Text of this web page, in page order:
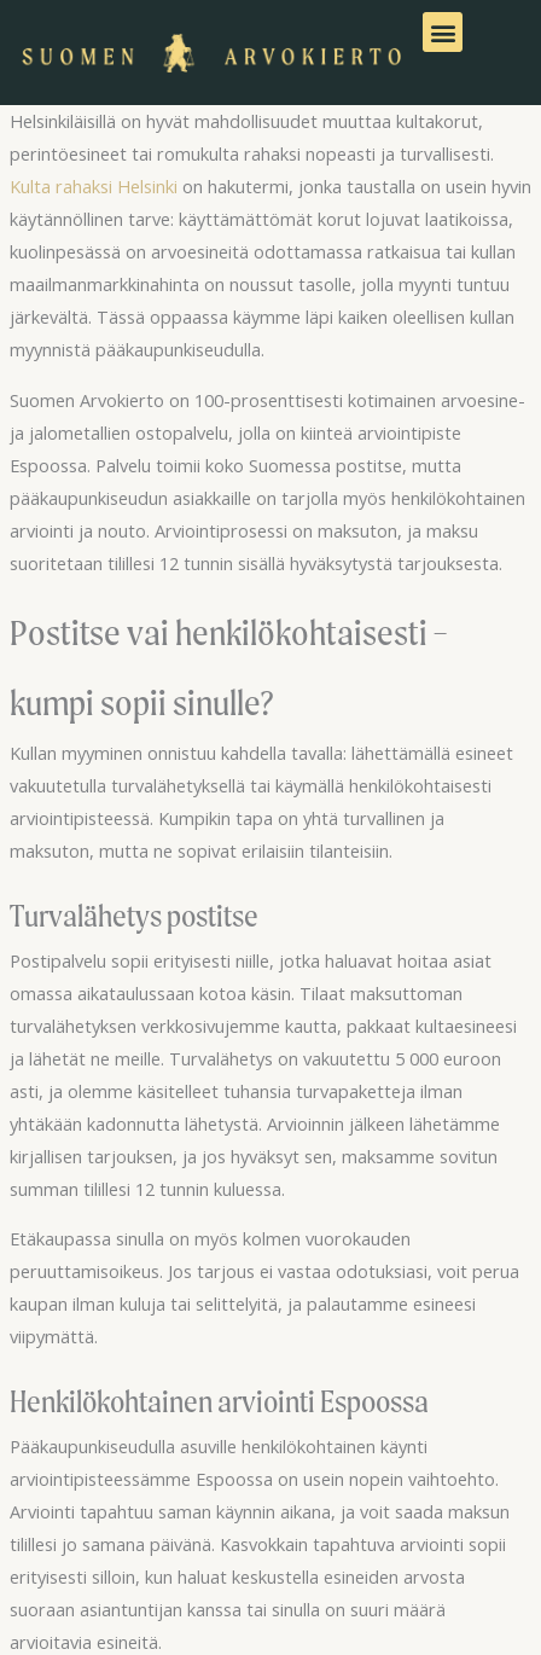
sisältöön
Helsinkiläisillä on hyvät mahdollisuudet muuttaa kultakorut,
perintöesineet tai romukulta rahaksi nopeasti ja turvallisesti.
Kulta rahaksi Helsinki on hakutermi, jonka taustalla on usein hyvin
käytännöllinen tarve: käyttämättömät korut lojuvat laatikoissa,
kuolinpesässä on arvoesineitä odottamassa ratkaisua tai kullan
maailmanmarkkinahinta on noussut tasolle, jolla myynti tuntuu
järkevältä. Tässä oppaassa käymme läpi kaiken oleellisen kullan
myynnistä pääkaupunkiseudulla.
Suomen Arvokierto on 100-prosenttisesti kotimainen arvoesine-
ja jalometallien ostopalvelu, jolla on kiinteä arviointipiste
Espoossa. Palvelu toimii koko Suomessa postitse, mutta
pääkaupunkiseudun asiakkaille on tarjolla myös henkilökohtainen
arviointi ja nouto. Arviointiprosessi on maksuton, ja maksu
suoritetaan tilillesi 12 tunnin sisällä hyväksytystä tarjouksesta.
Postitse vai henkilökohtaisesti –
kumpi sopii sinulle?
Kullan myyminen onnistuu kahdella tavalla: lähettämällä esineet
vakuutetulla turvalähetyksellä tai käymällä henkilökohtaisesti
arviointipisteessä. Kumpikin tapa on yhtä turvallinen ja
maksuton, mutta ne sopivat erilaisiin tilanteisiin.
Turvalähetys postitse
Postipalvelu sopii erityisesti niille, jotka haluavat hoitaa asiat
omassa aikataulussaan kotoa käsin. Tilaat maksuttoman
turvalähetyksen verkkosivujemme kautta, pakkaat kultaesineesi
ja lähetät ne meille. Turvalähetys on vakuutettu 5 000 euroon
asti, ja olemme käsitelleet tuhansia turvapaketteja ilman
yhtäkään kadonnutta lähetystä. Arvioinnin jälkeen lähetämme
kirjallisen tarjouksen, ja jos hyväksyt sen, maksamme sovitun
summan tilillesi 12 tunnin kuluessa.
Etäkaupassa sinulla on myös kolmen vuorokauden
peruuttamisoikeus. Jos tarjous ei vastaa odotuksiasi, voit perua
kaupan ilman kuluja tai selittelyitä, ja palautamme esineesi
viipymättä.
Henkilökohtainen arviointi Espoossa
Pääkaupunkiseudulla asuville henkilökohtainen käynti
arviointipisteessämme Espoossa on usein nopein vaihtoehto.
Arviointi tapahtuu saman käynnin aikana, ja voit saada maksun
tilillesi jo samana päivänä. Kasvokkain tapahtuva arviointi sopii
erityisesti silloin, kun haluat keskustella esineiden arvosta
suoraan asiantuntijan kanssa tai sinulla on suuri määrä
arvioitavia esineitä.